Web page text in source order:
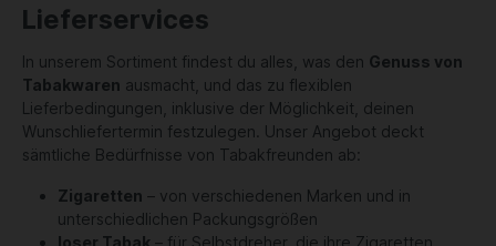
y
Lieferservices
In unserem Sortiment findest du alles, was den Genuss von
Tabakwaren ausmacht, und das zu flexiblen
Lieferbedingungen, inklusive der Möglichkeit, deinen
Wunschliefertermin festzulegen. Unser Angebot deckt
sämtliche Bedürfnisse von Tabakfreunden ab:
Zigaretten – von verschiedenen Marken und in
unterschiedlichen Packungsgrößen